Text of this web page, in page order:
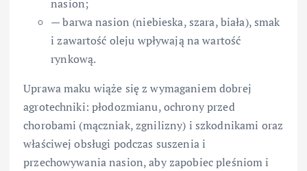
nasion;
— barwa nasion (niebieska, szara, biała), smak
i zawartość oleju wpływają na wartość
rynkową.
Uprawa maku wiąże się z wymaganiem dobrej
agrotechniki: płodozmianu, ochrony przed
chorobami (mączniak, zgnilizny) i szkodnikami oraz
właściwej obsługi podczas suszenia i
przechowywania nasion, aby zapobiec pleśniom i